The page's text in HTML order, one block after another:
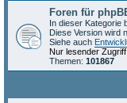
Foren für
In dieser Kategorie
Diese Version wird
Siehe auch
Nur lesender Zugriff!
Themen: 101867